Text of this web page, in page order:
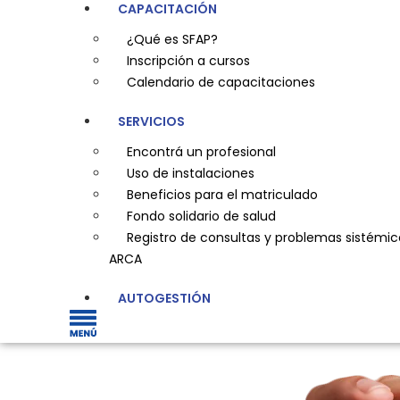
CAPACITACIÓN
¿Qué es SFAP?
Inscripción a cursos
Calendario de capacitaciones
SERVICIOS
Encontrá un profesional
Uso de instalaciones
Beneficios para el matriculado
Fondo solidario de salud
Registro de consultas y problemas
ARCA
AUTOGESTIÓN